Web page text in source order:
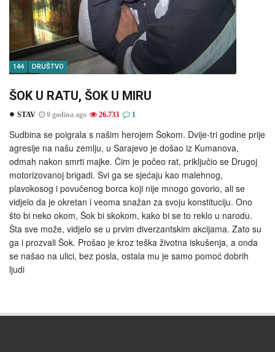
144 DRUŠTVO
ŠOK U RATU, ŠOK U MIRU
STAV 9 godina ago 26.733 1
Sudbina se poigrala s našim herojem Šokom. Dvije-tri godine prije
agresije na našu zemlju, u Sarajevo je došao iz Kumanova,
odmah nakon smrti majke. Čim je počeo rat, priključio se Drugoj
motorizovanoj brigadi. Svi ga se sjećaju kao malehnog,
plavokosog i povučenog borca koji nije mnogo govorio, ali se
vidjelo da je okretan i veoma snažan za svoju konstituciju. Ono
što bi neko okom, Šok bi skokom, kako bi se to reklo u narodu.
Šta sve može, vidjelo se u prvim diverzantskim akcijama. Zato su
ga i prozvali Šok. Prošao je kroz teška životna iskušenja, a onda
se našao na ulici, bez posla, ostala mu je samo pomoć dobrih
ljudi